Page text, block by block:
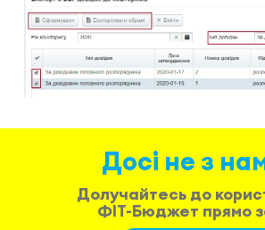
Досі не з
Долучайтесь до
ФІТ-Бюджет прямо